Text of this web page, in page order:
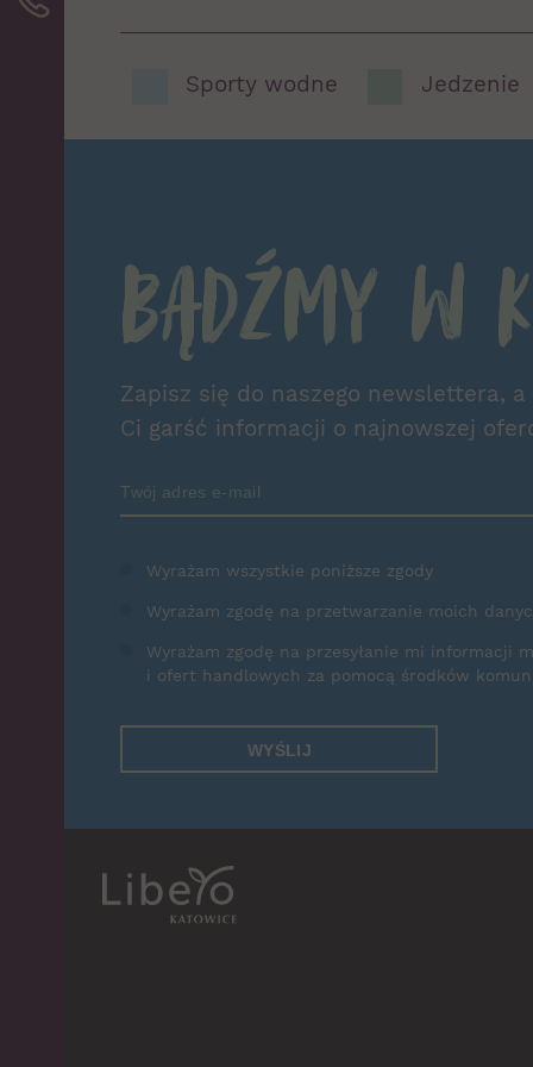
Sporty wodne Jedzenie
Bądźmy w
Zapisz się do naszego newslettera,
Ci garść informacji o najnowszej
Zamów Newsletter
Wyrażam wszystkie poniższe zgody
Wyrażam zgodę na przetwarzanie moich
Wyrażam zgodę na przesyłanie mi informacji
i ofert handlowych za pomocą środków
WYŚLIJ